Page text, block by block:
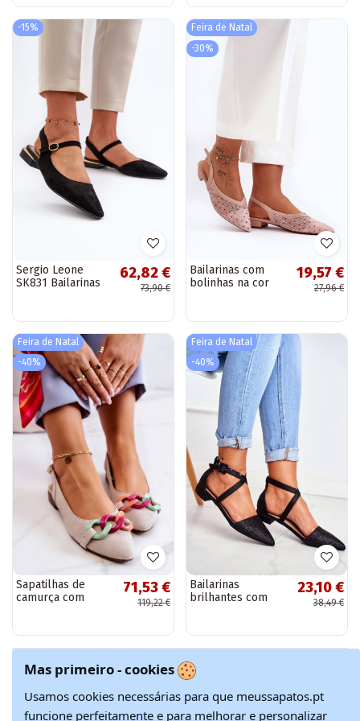
-15%
Sergio Leone
SK831 Bailarinas
62,82 €
73,90 €
Feira de Natal
-30%
Bailarinas com
bolinhas na cor
19,57 €
27,96 €
Feira de Natal
-40%
Sapatilhas de
camurça com
71,53 €
119,22 €
Feira de Natal
-40%
Bailarinas
brilhantes com
23,10 €
38,49 €
Mostrando 1 - 16 de 16 itens
Mas primeiro - cookies
Usamos cookies necessárias para que meussapatos.pt
funcione perfeitamente e para melhorar e personalizar